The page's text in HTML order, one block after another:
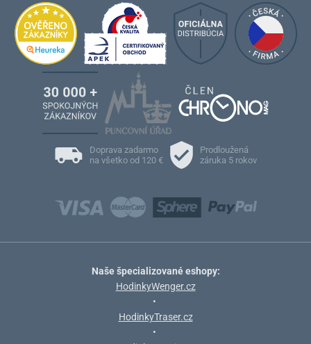
Doprava zadarmo
na všetko od 120 €
Prodloužená
záruka 5 rokov
Naše špecializované eshopy:
HodinkyWenger.cz
•
HodinkyTraser.cz
•